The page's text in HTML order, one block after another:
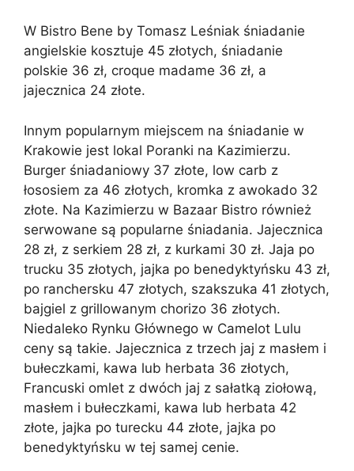
W Bistro Bene by Tomasz Leśniak śniadanie
angielskie kosztuje 45 złotych, śniadanie
polskie 36 zł, croque madame 36 zł, a
jajecznica 24 złote.
Innym popularnym miejscem na śniadanie w
Krakowie jest lokal Poranki na Kazimierzu.
Burger śniadaniowy 37 złote, low carb z
łososiem za 46 złotych, kromka z awokado 32
złote. Na Kazimierzu w Bazaar Bistro również
serwowane są popularne śniadania. Jajecznica
28 zł, z serkiem 28 zł, z kurkami 30 zł. Jaja po
trucku 35 złotych, jajka po benedyktyńsku 43 zł,
po ranchersku 47 złotych, szakszuka 41 złotych,
bajgiel z grillowanym chorizo 36 złotych.
Niedaleko Rynku Głównego w Camelot Lulu
ceny są takie. Jajecznica z trzech jaj z masłem i
bułeczkami, kawa lub herbata 36 złotych,
Francuski omlet z dwóch jaj z sałatką ziołową,
masłem i bułeczkami, kawa lub herbata 42
złote, jajka po turecku 44 złote, jajka po
benedyktyńsku w tej samej cenie.